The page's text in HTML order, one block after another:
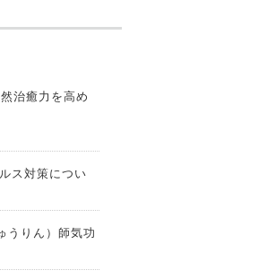
治癒力を高め
ス対策につい
うりん）師気功